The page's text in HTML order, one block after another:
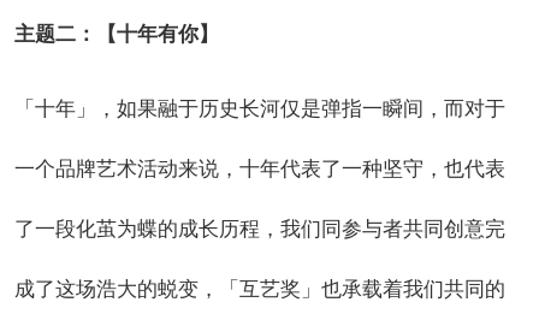
主题二：【十年有你】
「十年」，如果融于历史长河仅是弹指一瞬间，而对于
一个品牌艺术活动来说，十年代表了一种坚守，也代表
了一段化茧为蝶的成长历程，我们同参与者共同创意完
成了这场浩大的蜕变，「互艺奖」也承载着我们共同的